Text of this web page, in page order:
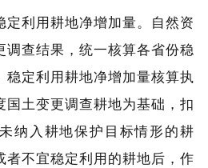
利用耕地净增加量。自然资
调查结果，统一核算各省份稳
稳定利用耕地净增加量核算执
国土变更调查耕地为基础，扣
纳入耕地保护目标情形的耕
者不宜稳定利用的耕地后，作